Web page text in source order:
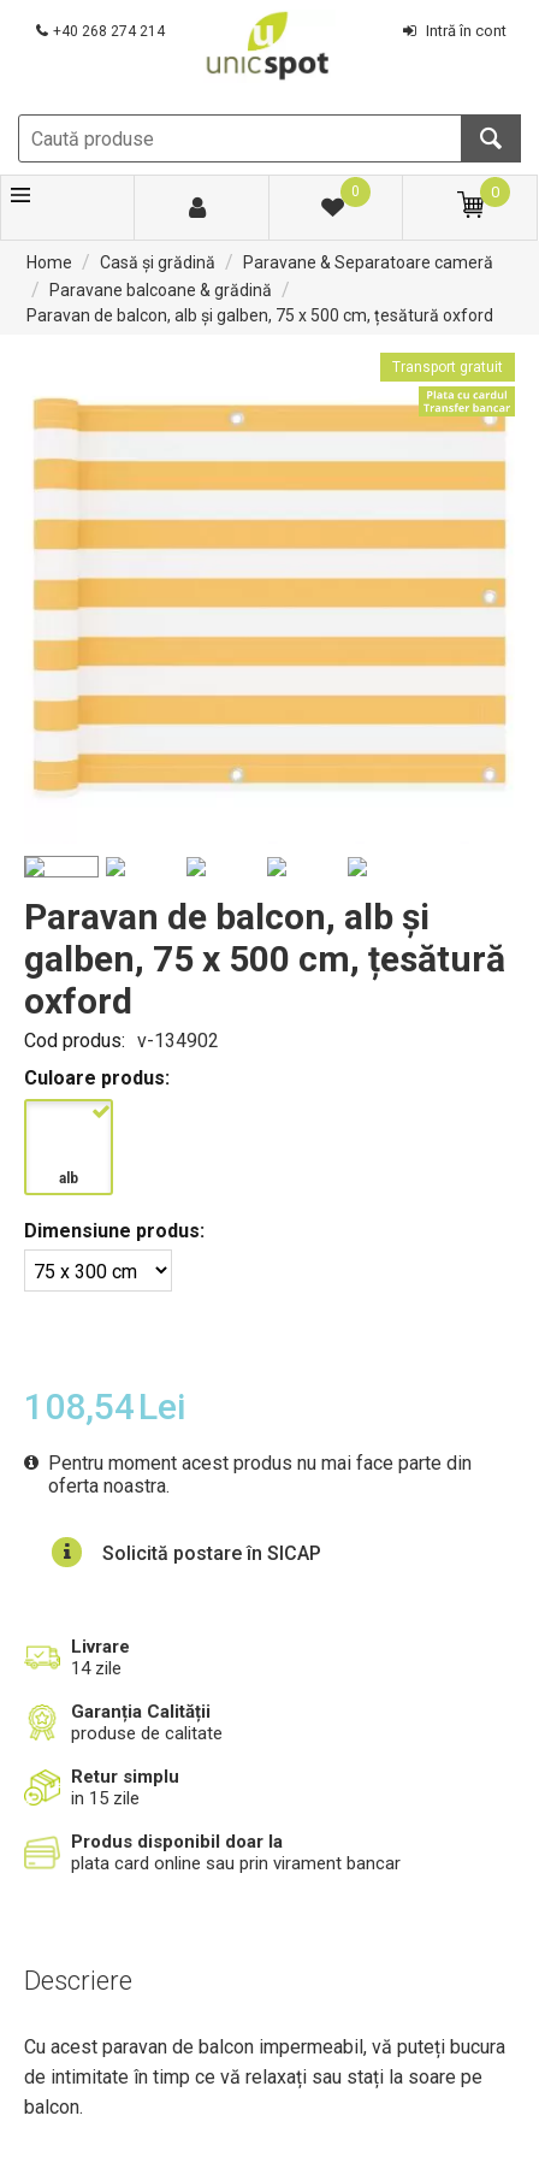
+40 268 274 214 Intră în cont
0 0
Home / Casă și grădină / Paravane & Separatoare cameră
/ Paravane balcoane & grădină /
Paravan de balcon, alb și galben, 75 x 500 cm, țesătură oxford
Transport gratuit
Paravan de balcon, alb și
galben, 75 x 500 cm, țesătură
oxford
Cod produs: v-134902
Culoare produs:
alb
Dimensiune produs:
108,54Lei
Pentru moment acest produs nu mai face parte din
oferta noastra.
Solicită postare în SICAP
Livrare
14 zile
Garanția Calității
produse de calitate
Retur simplu
in 15 zile
Produs disponibil doar la
plata card online sau prin virament bancar
Descriere
Cu acest paravan de balcon impermeabil, vă puteți bucura
de intimitate în timp ce vă relaxați sau stați la soare pe
balcon.